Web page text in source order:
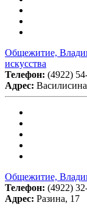
Общежитие,
искусства
Телефон: (4922)
Адрес:
Общежитие,
Телефон: (4922)
Адрес: Разина, 17